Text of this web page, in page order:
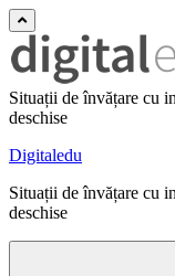
Situații de învățare cu
deschise
Digitaledu
Situații de învățare cu
deschise